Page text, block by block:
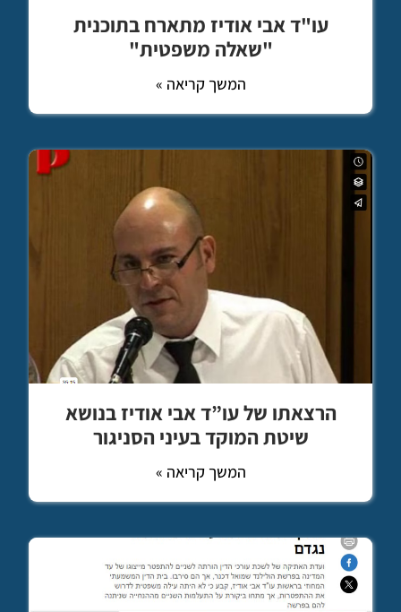
עו"ד אבי אודיז מתארח בתוכנית
"שאלה משפטית"
המשך קריאה »
הרצאתו של עו”ד אבי אודיז בנושא
שיטת המוקד בעיני הסניגור
המשך קריאה »